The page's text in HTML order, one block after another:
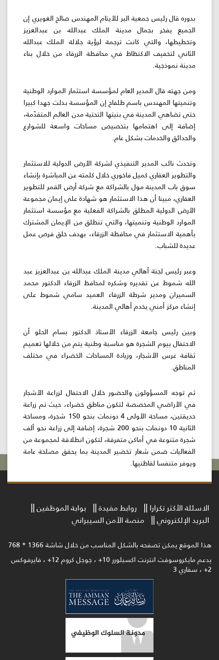
بدوره قال رئيس جمعية البر للأيتام المهندس صالح الغويري إن
الجميع يفخر بجمال مدينة الملك عبدالله بن عبدالعزيز
وتخطيطها، والتي كانت ترجمة لرؤية جلالة الملك عبدالله
الثاني لتخفيف الاكتظاظ في محافظة الزرقاء من خلال بناء
مدينة نموذجية.
ومن جهته قال المدير العام لمؤسسة استثمار الموارد الوطنية
وتنميتها المهندس باسم طلفاح إن المؤسسة بذلت جهدا كبيرا
حتى تضاهي المدينة في بنيتها التحتية مدن العالم المتقدّمة،
إضافة إلى اهتمامها بتخصيص مساحات واسعة للشوارع
والحدائق والخدمات بشكل عام.
وتحدث نائب المدير التنفيذي لشركة الأرض الدولية للاستثمار
والتطوير العقاري كميل فاخوري خلال كلمته عن المباشرة بإنشاء
سوق باب المدينة مول بالشراكة مع شركة أرض القمر للتطوير
العقاري، مبينا أن هذا الاستثمار هو شهادة على إيمان مجموعة
الأرض الدولية المطلق بالشراكة الفعلية مع مؤسسة استثمار
الموارد الوطنية وتنميتها، والتي تنطلق من الإيمان المشترك
بأهمية الاستثمار في محافظة الزرقاء، بهدف خلق فرص عمل
عديدة للشباب.
وعبر رئيس لجنة أهالي مدينة الملك عبدالله بن عبدالعزيز عبد
الله شموط عن تقديره وشكره لمحافظ الزرقاء الدكتور محمد
السميران ومدير شرطة الزرقاء العميد سامي شموط على
إنشاء مركز أمني يخدم أهالي المدينة.
وبين رئيس جامعة الزرقاء الأستاذ الدكتور بسام الحلو أن
الاحتفال بيوم الشجرة هو مناسبة وطنية يتم من خلالها تعميم
ثقافة غرس الأشجار، وزيادة المساحات الخضراء في مختلف
المناطق.
ثم توجه المسؤولون والحضور خلال الاحتفال لزراعة الأشجار
في الأراضي المخصصة لتكون مناطق خضراء، حيث تم زراعة
حديقتين، مساحة الأولى 4 دونمات بنحو 150 شجرة، ومساحة
الثانية 10 دونمات بنحو 200 شجرة، إضافة إلى زراعة نحو ألف
شجرة متنوعة في أماكن متفرقة، لتكون انطلاقة لمجموعة من
الفعاليات ضمن شعار تخضير المدينة بما يحقق مصلحة عامة
ويوفر متنفسا لقاطنيها.
الاسئلة الأكثر تكرارا روابط مفيدة
بوابة الموظفين
البريد الإلكتروني
منصة الأمن السيبراني
هذا الموقع يمكن تصفحه بالشكل المناسب من خلال شاشة 1366 * 768
يدعم مايكروسوفت انترنت اكسبلورر 10+ ، جوجل كروم 12+ ، فايرفوكس
2+ ، سفاري 3